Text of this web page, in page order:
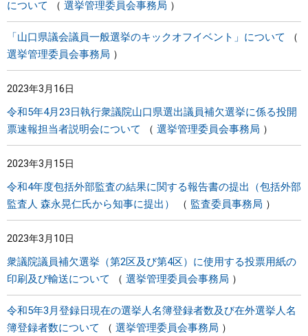
について
選挙管理委員会事務局
「山口県議会議員一般選挙のキックオフイベント」について
選挙管理委員会事務局
2023年3月16日
令和5年4月23日執行衆議院山口県選出議員補欠選挙に係る投開
票速報担当者説明会について
選挙管理委員会事務局
2023年3月15日
令和4年度包括外部監査の結果に関する報告書の提出（包括外部
監査人 森永晃仁氏から知事に提出）
監査委員事務局
2023年3月10日
衆議院議員補欠選挙（第2区及び第4区）に使用する投票用紙の
印刷及び輸送について
選挙管理委員会事務局
令和5年3月登録日現在の選挙人名簿登録者数及び在外選挙人名
簿登録者数について
選挙管理委員会事務局